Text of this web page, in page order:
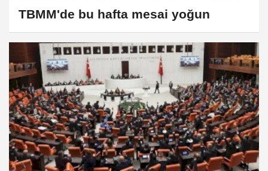
TBMM'de bu hafta mesai yoğun